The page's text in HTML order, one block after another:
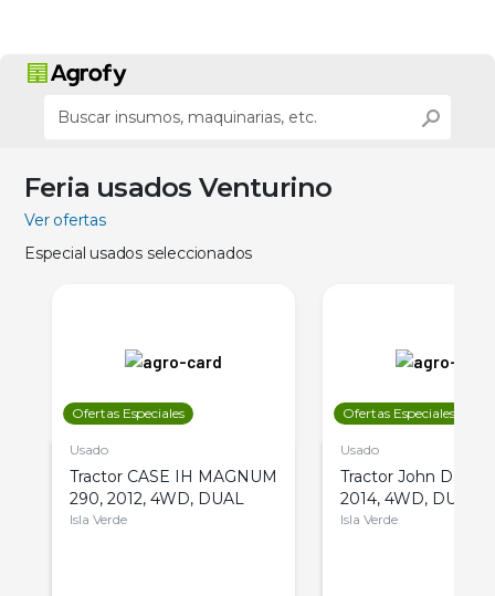
Feria usados Venturino
Ver ofertas
Especial usados seleccionados
Ofertas Especiales
Usado
Tractor CASE IH MAGNUM
290, 2012, 4WD, DUAL
Isla Verde
Ofertas Especiales
Usado
Tractor John Deere
2014, 4WD, DUAL
Isla Verde